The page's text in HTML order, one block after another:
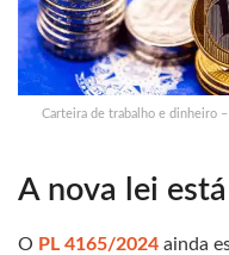
Carteira de trabalho e dinheiro
A nova lei
O PL 4165/2024 ainda